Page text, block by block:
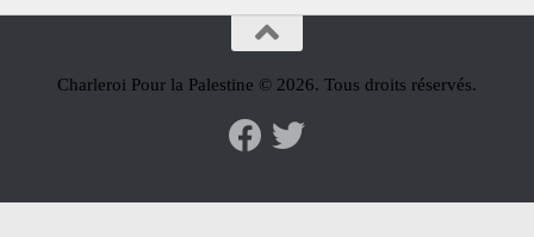
Charleroi Pour la Palestine © 2026. Tous droits réservés.